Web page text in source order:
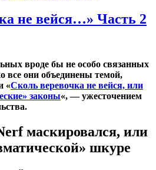
не вейся…» Часть 2
вроде бы не особо связанных
все они объединены темой,
«Сколь веревочка не вейся, или
законы«, — ужесточением
маскировался, или
шкуре